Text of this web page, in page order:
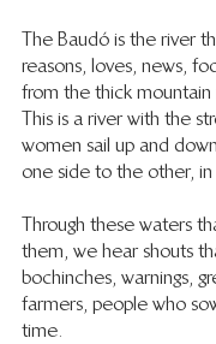
The Baudó is the river
reasons, loves, news,
from the thick
This is a river with the
women sail up and
one side to the other,
Through these waters
them, we hear shouts
bochinches, warnings,
farmers, people who
time.